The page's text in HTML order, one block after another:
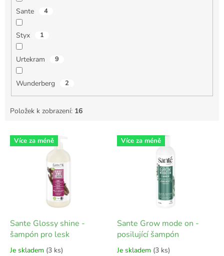
Sante 4
Styx 1
Urtekram 9
Wunderberg 2
Položek k zobrazení: 16
V Více za méně
Sante Glossy shine -
šampón pro lesk
Je skladem (3 ks)
Více za méně
Sante Grow mode on -
posilující šampón
Je skladem (3 ks)